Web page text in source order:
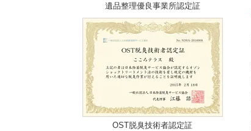
遺品整理優良事業所認定証
OST脱臭技術者認定証